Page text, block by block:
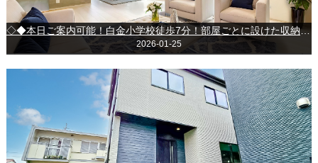
◇◆本日ご案内可能！白金小学校徒歩7分！部屋ごとに設けた収納は住みやすさへのこだわり♪～市原市君塚～
2026-01-25